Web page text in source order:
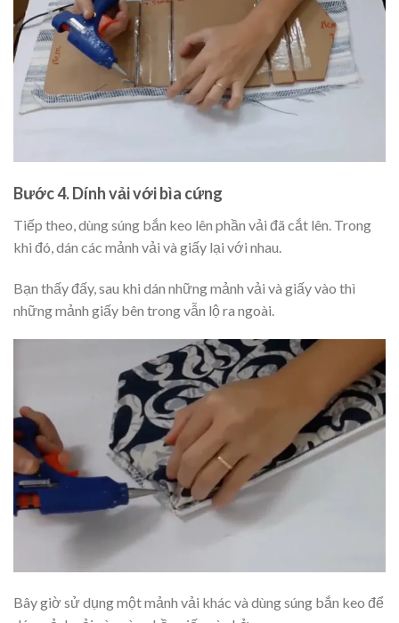
Bước 4. Dính vải với bìa cứng
Tiếp theo, dùng súng bắn keo lên phần vải đã cắt lên. Trong
khi đó, dán các mảnh vải và giấy lại với nhau.
Bạn thấy đấy, sau khi dán những mảnh vải và giấy vào thì
những mảnh giấy bên trong vẫn lộ ra ngoài.
Bây giờ sử dụng một mảnh vải khác và dùng súng bắn keo để